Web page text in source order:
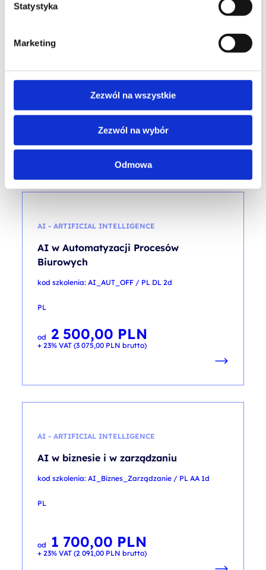
Statystyka
Marketing
Zezwól na wszystkie
Zezwól na wybór
Odmowa
AI w administracji publicznej
1 700,00PLN
2 091,00PLNbrutto)
AI - ARTIFICIAL INTELLIGENCE
AI w Automatyzacji Procesów
Biurowych
kod szkolenia: AI_AUT_OFF / PL DL 2d
PL
od 2 500,00 PLN
+ 23% VAT (3 075,00 PLN brutto)
AI - ARTIFICIAL INTELLIGENCE
AI w biznesie i w zarządzaniu
kod szkolenia: AI_Biznes_Zarządzanie / PL AA 1d
PL
od 1 700,00 PLN
+ 23% VAT (2 091,00 PLN brutto)